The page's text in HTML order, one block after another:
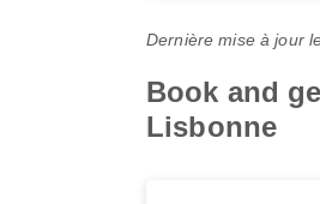
Dernière mise à jour
Book and
Lisbonne